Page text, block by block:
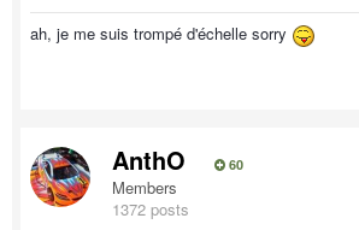
ah, je me suis trompé d'échelle sorry
AnthO 60
Members
1372 posts